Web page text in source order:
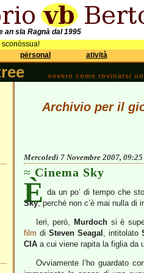
an sla Ragnà dal 1995
përsonal atività
ovvero come rovinarsi
Archivio per il
Mercoledì 7 Novembre 2007, 09:25
Cinema Sky
È da un po’ di tempo che
Sky, perché non c’è mai nulla di
Ieri, però, Murdochsi è
film di Steven Seagal , intitolato
CIA a cui viene rapita la figlia da
Ovviamente l’ho guardato